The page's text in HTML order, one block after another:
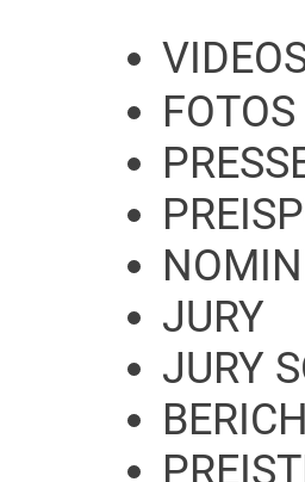
FOTOS
JURY
JURY